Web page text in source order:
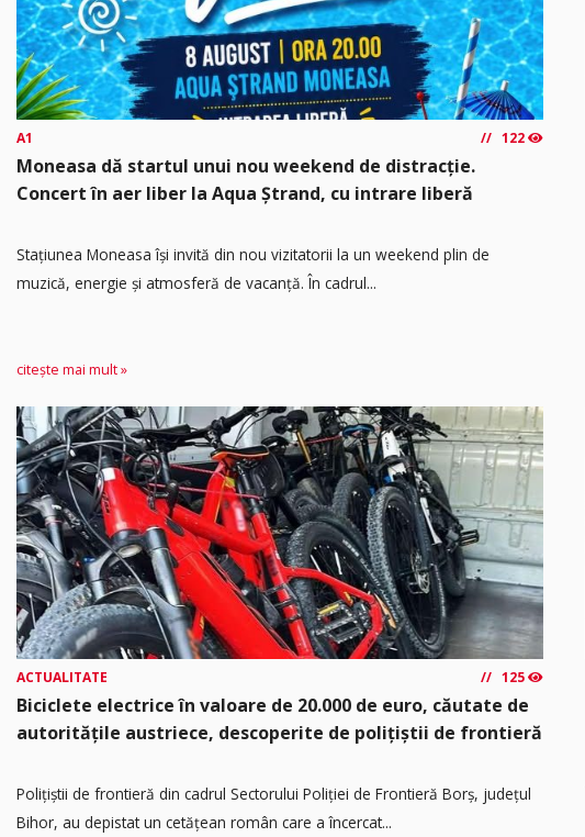
A1 122
Moneasa dă startul unui nou weekend de distracție.
Concert în aer liber la Aqua Ștrand, cu intrare liberă
Stațiunea Moneasa își invită din nou vizitatorii la un weekend plin de
muzică, energie și atmosferă de vacanță. În cadrul...
citește mai mult »
ACTUALITATE 125
Biciclete electrice în valoare de 20.000 de euro, căutate de
autoritățile austriece, descoperite de polițiștii de frontieră
Poliţiştii de frontieră din cadrul Sectorului Poliției de Frontieră Borș, județul
Bihor, au depistat un cetățean român care a încercat...